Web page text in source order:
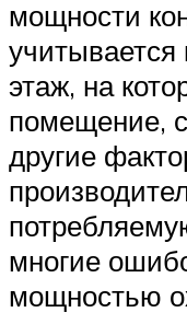
мощности
учитывается
этаж, на
помещение,
другие
многие
мощностью